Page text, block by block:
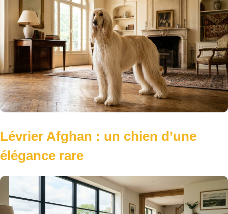
Lévrier Afghan : un chien d’une
élégance rare